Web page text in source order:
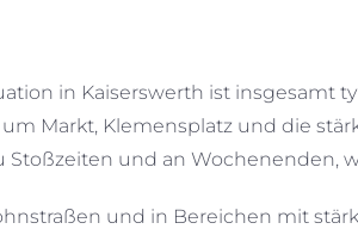
in Kaiserswerth ist insgesamt
Markt, Klemensplatz und die
Stoßzeiten und an Wochenenden,
und in Bereichen mit